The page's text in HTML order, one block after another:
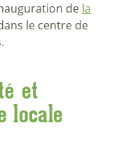
de la
le centre de
et
locale